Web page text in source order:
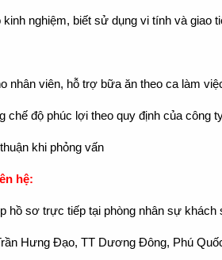
kinh nghiệm, biết sử dụng vi tính và giao
nhân viên, hỗ trợ bữa ăn theo ca làm
độ phúc lợi theo quy định của công
khi phỏng vấn
hệ:
hồ sơ trực tiếp tại phòng nhân sự khách
Hưng Đạo, TT Dương Đông, Phú